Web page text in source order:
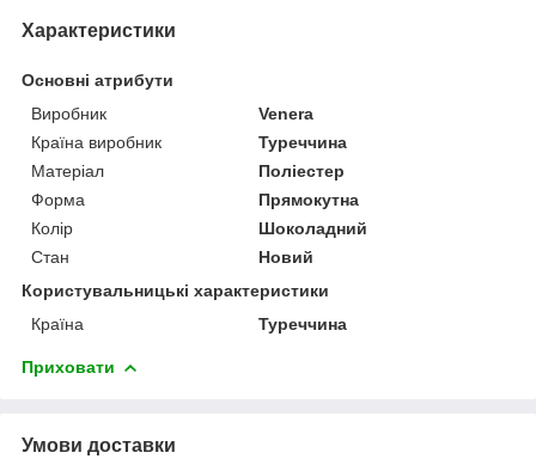
Характеристики
Основні атрибути
Виробник
Venera
Країна виробник
Туреччина
Матеріал
Поліестер
Форма
Прямокутна
Колір
Шоколадний
Стан
Новий
Користувальницькі характеристики
Країна
Туреччина
Приховати
Умови доставки